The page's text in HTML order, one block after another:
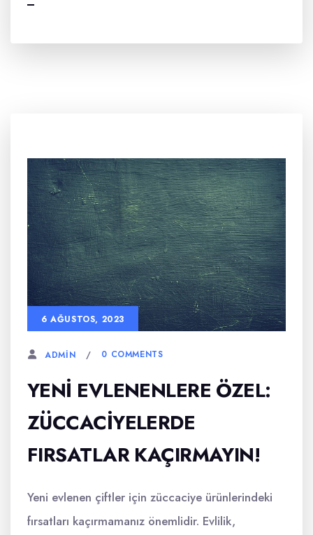
6 AĞUSTOS, 2023
ADMIN 0 COMMENTS
YENI EVLENENLERE ÖZEL:
ZÜCCACIYELERDE
FIRSATLAR KAÇIRMAYIN!
Yeni evlenen çiftler için züccaciye ürünlerindeki
fırsatları kaçırmamanız önemlidir. Evlilik,